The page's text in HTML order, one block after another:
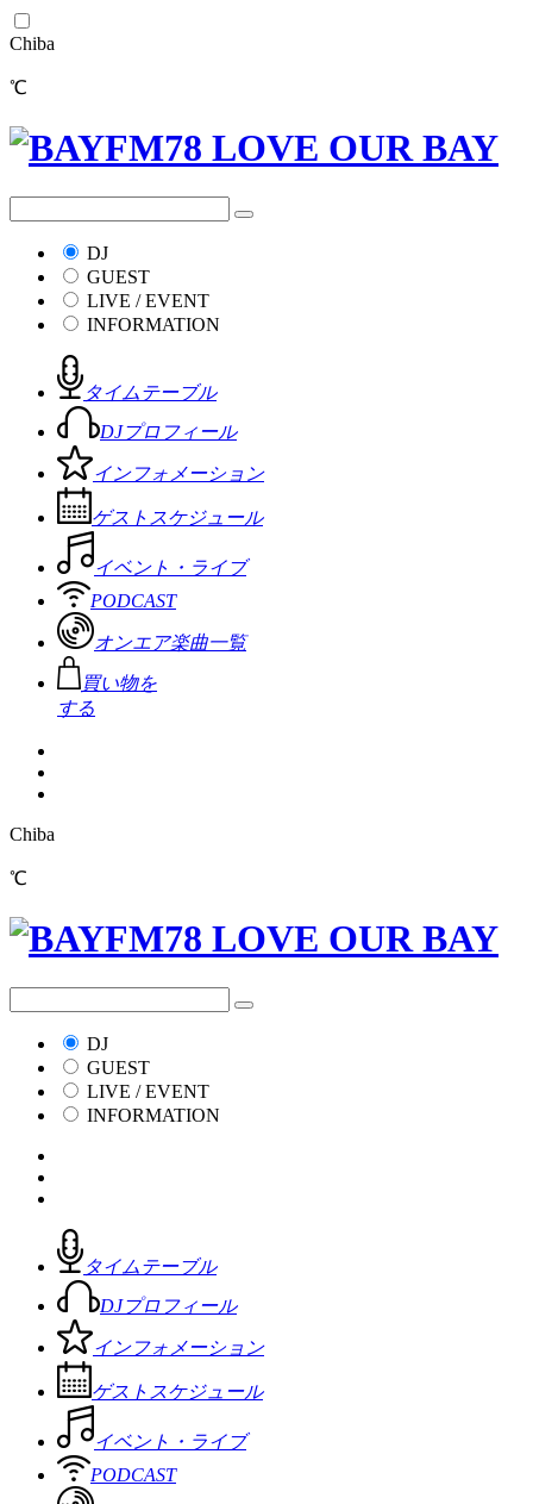
Chiba
℃
DJ
GUEST
LIVE / EVENT
INFORMATION
タイムテーブル
DJプロフィール
インフォメーション
ゲストスケジュール
イベント・ライブ
PODCAST
オンエア楽曲一覧
買い物を
する
Chiba
℃
DJ
GUEST
LIVE / EVENT
INFORMATION
タイムテーブル
DJプロフィール
インフォメーション
ゲストスケジュール
イベント・ライブ
PODCAST